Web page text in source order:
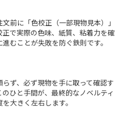
前に「色校正（一部現物見本）」
で実際の色味、紙質、粘着力を確
むことが失敗を防ぐ鉄則です。
ず、必ず現物を手に取って確認す
ひと手間が、最終的なノベルティ
大きく左右します。